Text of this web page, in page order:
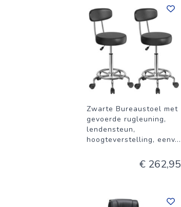
Zwarte Bureaustoel met
gevoerde rugleuning,
lendensteun,
hoogteverstelling, eenv...
€ 262,95